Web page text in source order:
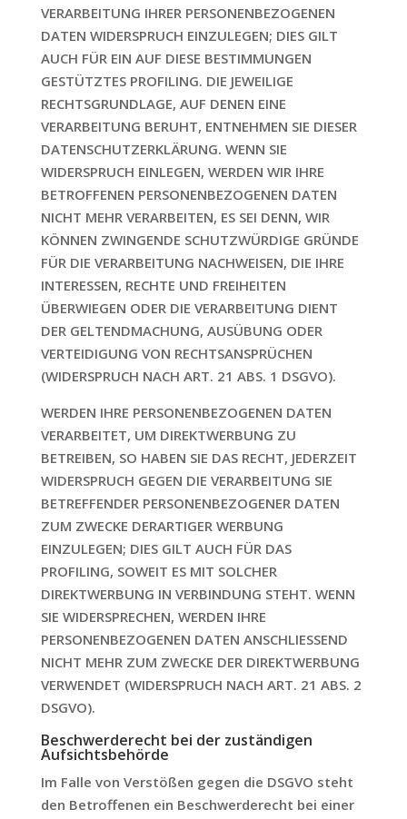
VERARBEITUNG IHRER PERSONENBEZOGENEN
DATEN WIDERSPRUCH EINZULEGEN; DIES GILT
AUCH FÜR EIN AUF DIESE BESTIMMUNGEN
GESTÜTZTES PROFILING. DIE JEWEILIGE
RECHTSGRUNDLAGE, AUF DENEN EINE
VERARBEITUNG BERUHT, ENTNEHMEN SIE DIESER
DATENSCHUTZERKLÄRUNG. WENN SIE
WIDERSPRUCH EINLEGEN, WERDEN WIR IHRE
BETROFFENEN PERSONENBEZOGENEN DATEN
NICHT MEHR VERARBEITEN, ES SEI DENN, WIR
KÖNNEN ZWINGENDE SCHUTZWÜRDIGE GRÜNDE
FÜR DIE VERARBEITUNG NACHWEISEN, DIE IHRE
INTERESSEN, RECHTE UND FREIHEITEN
ÜBERWIEGEN ODER DIE VERARBEITUNG DIENT
DER GELTENDMACHUNG, AUSÜBUNG ODER
VERTEIDIGUNG VON RECHTSANSPRÜCHEN
(WIDERSPRUCH NACH ART. 21 ABS. 1 DSGVO).
WERDEN IHRE PERSONENBEZOGENEN DATEN
VERARBEITET, UM DIREKTWERBUNG ZU
BETREIBEN, SO HABEN SIE DAS RECHT, JEDERZEIT
WIDERSPRUCH GEGEN DIE VERARBEITUNG SIE
BETREFFENDER PERSONENBEZOGENER DATEN
ZUM ZWECKE DERARTIGER WERBUNG
EINZULEGEN; DIES GILT AUCH FÜR DAS
PROFILING, SOWEIT ES MIT SOLCHER
DIREKTWERBUNG IN VERBINDUNG STEHT. WENN
SIE WIDERSPRECHEN, WERDEN IHRE
PERSONENBEZOGENEN DATEN ANSCHLIESSEND
NICHT MEHR ZUM ZWECKE DER DIREKTWERBUNG
VERWENDET (WIDERSPRUCH NACH ART. 21 ABS. 2
DSGVO).
Beschwerde­recht bei der zuständigen
Aufsichts­behörde
Im Falle von Verstößen gegen die DSGVO steht
den Betroffenen ein Beschwerderecht bei einer